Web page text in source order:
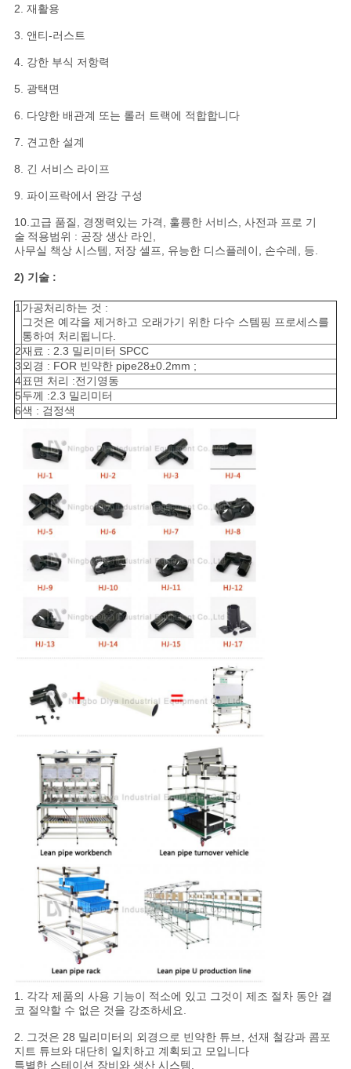
회
를
요
청
하
다
사
이
트
PRIVACY
POLICY
2. 재활용
3. 앤티-러스트
4. 강한 부식 저항력
5. 광택면
6. 다양한 배관계 또는 롤러 트랙에 적합합니다
7. 견고한 설계
8. 긴 서비스 라이프
9. 파이프락에서 완강 구성
10.고급 품질, 경쟁력있는 가격, 훌륭한 서비스, 사전과 프로 기
술 적용범위 : 공장 생산 라인,
사무실 책상 시스템, 저장 셀프, 유능한 디스플레이, 손수레, 등.
2) 기술 :
1가공처리하는 것 :
그것은 예각을 제거하고 오래가기 위한 다수 스템핑 프로세스를
통하여 처리됩니다.
2재료 : 2.3 밀리미터 SPCC
3외경 : FOR 빈약한 pipe28±0.2mm ;
4표면 처리 :전기영동
5두께 :2.3 밀리미터
6색 : 검정색
1. 각각 제품의 사용 기능이 적소에 있고 그것이 제조 절차 동안 결
코 절약할 수 없은 것을 강조하세요.
2. 그것은 28 밀리미터의 외경으로 빈약한 튜브, 선재 철강과 콤포
지트 튜브와 대단히 일치하고 계획되고 모입니다
특별한 스테이션 장비와 생산 시스템.